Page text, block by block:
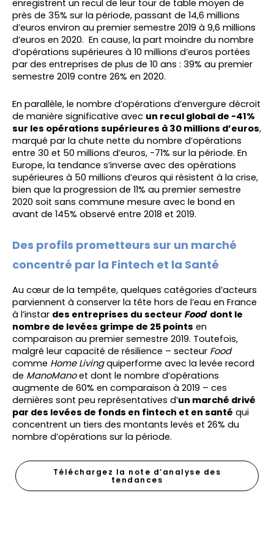
enregistrent un recul de leur tour de table moyen de
près de 35% sur la période, passant de 14,6 millions
d’euros environ au premier semestre 2019 à 9,6 millions
d’euros en 2020. En cause, la part moindre du nombre
d’opérations supérieures à 10 millions d’euros portées
par des entreprises de plus de 10 ans : 39% au premier
semestre 2019 contre 26% en 2020.
En parallèle, le nombre d’opérations d’envergure décroit
de manière significative avec un recul global de -41%
sur les opérations supérieures à 30 millions d’euros,
marqué par la chute nette du nombre d’opérations
entre 30 et 50 millions d’euros, -71% sur la période. En
Europe, la tendance s’inverse avec des opérations
supérieures à 50 millions d’euros qui résistent à la crise,
bien que la progression de 11% au premier semestre
2020 soit sans commune mesure avec le bond en
avant de 145% observé entre 2018 et 2019.
Des profils prometteurs sur un marché
concentré par la Fintech et la Santé
Au cœur de la tempête, quelques catégories d’acteurs
parviennent à conserver la tête hors de l’eau en France
à l’instar des entreprises du secteur Food dont le
nombre de levées grimpe de 25 points en
comparaison au premier semestre 2019. Toutefois,
malgré leur capacité de résilience – secteur Food
comme Home Livingquiperforme avec la levée record
de ManoManoet dont le nombre d’opérations
augmente de 60% en comparaison à 2019 – ces
dernières sont peu représentatives d’un marché drivé
par des levées de fonds en fintech et en santé qui
concentrent un tiers des montants levés et 26% du
nombre d’opérations sur la période.
Téléchargez la note d’analyse des
tendances